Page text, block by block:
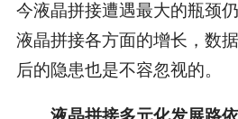
今液晶拼接遭遇最大的瓶颈
液晶拼接各方面的增长，数
后的隐患也是不容忽视的。